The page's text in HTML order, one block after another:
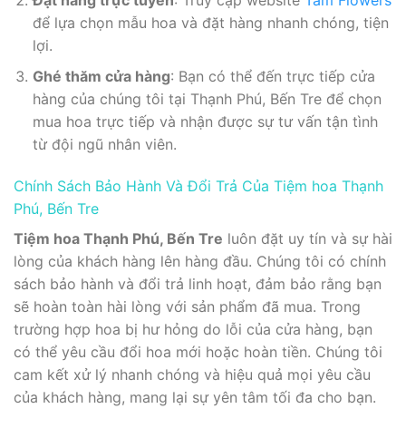
để lựa chọn mẫu hoa và đặt hàng nhanh chóng, tiện
lợi.
Ghé thăm cửa hàng: Bạn có thể đến trực tiếp cửa
hàng của chúng tôi tại Thạnh Phú, Bến Tre để chọn
mua hoa trực tiếp và nhận được sự tư vấn tận tình
từ đội ngũ nhân viên.
Chính Sách Bảo Hành Và Đổi Trả Của Tiệm hoa Thạnh
Phú, Bến Tre
Tiệm hoa Thạnh Phú, Bến Tre luôn đặt uy tín và sự hài
lòng của khách hàng lên hàng đầu. Chúng tôi có chính
sách bảo hành và đổi trả linh hoạt, đảm bảo rằng bạn
sẽ hoàn toàn hài lòng với sản phẩm đã mua. Trong
trường hợp hoa bị hư hỏng do lỗi của cửa hàng, bạn
có thể yêu cầu đổi hoa mới hoặc hoàn tiền. Chúng tôi
cam kết xử lý nhanh chóng và hiệu quả mọi yêu cầu
của khách hàng, mang lại sự yên tâm tối đa cho bạn.